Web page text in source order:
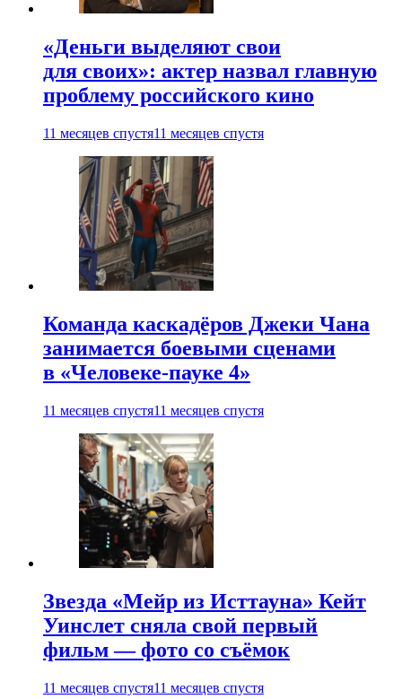
«Деньги выделяют свои
для своих»: актер назвал главную
проблему российского кино
11 месяцев спустя11 месяцев спустя
Команда каскадёров Джеки Чана
занимается боевыми сценами
в «Человеке-пауке 4»
11 месяцев спустя11 месяцев спустя
Звезда «Мейр из Исттауна» Кейт
Уинслет сняла свой первый
фильм — фото со съёмок
11 месяцев спустя11 месяцев спустя